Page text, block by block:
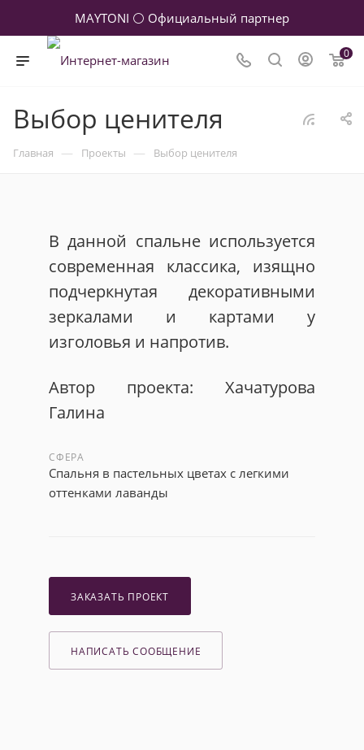
MAYTONI ⚪ Официальный партнер
0
Выбор ценителя
Главная — Проекты — Выбор ценителя
В данной спальне используется
современная классика, изящно
подчеркнутая декоративными
зеркалами и картами у
изголовья и напротив.
Автор проекта: Хачатурова
Галина
СФЕРА
Спальня в пастельных цветах с легкими
оттенками лаванды
ЗАКАЗАТЬ ПРОЕКТ
НАПИСАТЬ СООБЩЕНИЕ